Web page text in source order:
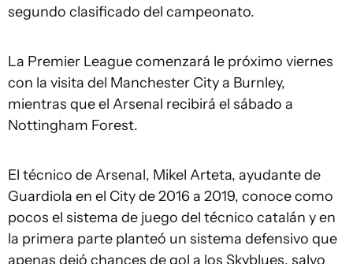
segundo clasificado del campeonato.
La Premier League comenzará le próximo viernes
con la visita del Manchester City a Burnley,
mientras que el Arsenal recibirá el sábado a
Nottingham Forest.
El técnico de Arsenal, Mikel Arteta, ayudante de
Guardiola en el City de 2016 a 2019, conoce como
pocos el sistema de juego del técnico catalán y en
la primera parte planteó un sistema defensivo que
apenas dejó chances de gol a los Skyblues, salvo